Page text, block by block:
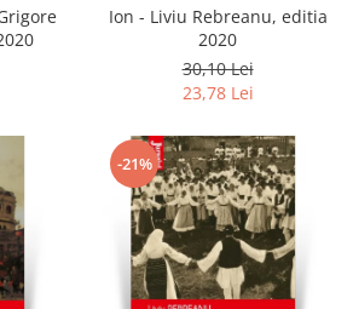
Ion - Liviu Rebreanu, editia
2020
30,10 Lei
23,78 Lei
-21%